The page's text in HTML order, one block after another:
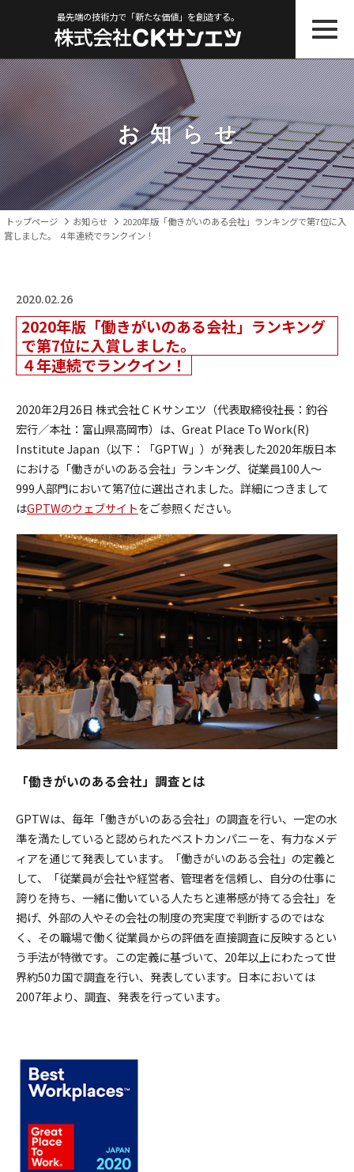
最先端の技術力で「新たな価値」を創造する。
お知らせ
トップページ お知らせ
2020年版「働きがいのある会社」ランキングで第7位に入
賞しました。 ４年連続でランクイン！
2020.02.26
2020年版「働きがいのある会社」ランキング
で第7位に入賞しました。
４年連続でランクイン！
2020年2月26日 株式会社ＣＫサンエツ（代表取締役社長：釣谷
宏行／本社：富山県高岡市）は、Great Place To Work(R)
Institute Japan（以下：「GPTW」）が発表した2020年版日本
における「働きがいのある会社」ランキング、従業員100人～
999人部門において第7位に選出されました。詳細につきまして
はGPTWのウェブサイトをご参照ください。
「働きがいのある会社」調査とは
GPTWは、毎年「働きがいのある会社」の調査を行い、一定の水
準を満たしていると認められたベストカンパニーを、有力なメデ
ィアを通じて発表しています。「働きがいのある会社」の定義と
して、「従業員が会社や経営者、管理者を信頼し、自分の仕事に
誇りを持ち、一緒に働いている人たちと連帯感が持てる会社」を
掲げ、外部の人やその会社の制度の充実度で判断するのではな
く、その職場で働く従業員からの評価を直接調査に反映するとい
う手法が特徴です。この定義に基づいて、20年以上にわたって世
界約50カ国で調査を行い、発表しています。日本においては
2007年より、調査、発表を行っています。